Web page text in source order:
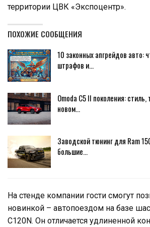
территории ЦВК «Экспоцентр».
ПОХОЖИЕ СООБЩЕНИЯ
10 законных апгрейдов авто:
штрафов и…
Omoda C5 II поколения:
новом…
Заводской тюнинг для Ram
большие…
На стенде компании гости смогут
новинкой – автопоездом на базе
C120N. Он отличается удлиненной